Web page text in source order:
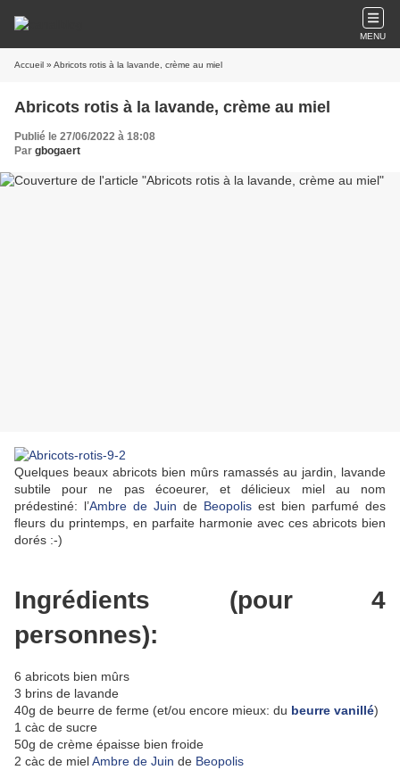
MENU
Accueil » Abricots rotis à la lavande, crème au miel
Abricots rotis à la lavande, crème au miel
Publié le 27/06/2022 à 18:08
Par gbogaert
Quelques beaux abricots bien mûrs ramassés au jardin, lavande
subtile pour ne pas écoeurer, et délicieux miel au nom
prédestiné: l’Ambre de Juin de Beopolis est bien parfumé des
fleurs du printemps, en parfaite harmonie avec ces abricots bien
dorés :-)
Ingrédients (pour 4
personnes):
6 abricots bien mûrs
3 brins de lavande
40g de beurre de ferme (et/ou encore mieux: du beurre vanillé)
1 càc de sucre
50g de crème épaisse bien froide
2 càc de mielAmbre de Juin de Beopolis